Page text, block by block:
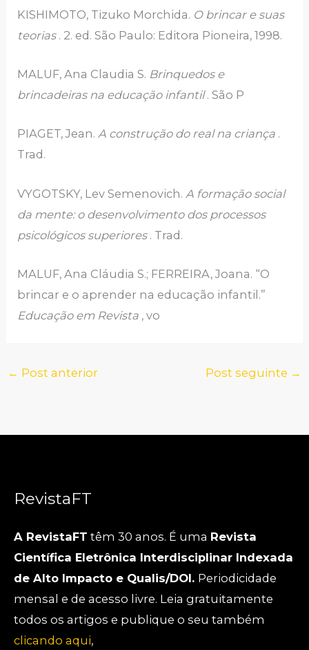
KISHIMOTO, Tizuko Morchida. O brincar e suas
teorias. 2. ed. São Paulo: Editora Pioneira, 1998.
MALUF, Ana Claudia S. Brinquedos e
brincadeiras na educação infantil. São P
PIAGET, Jean.A construção do real na criança .
Trad.
VYGOTSKY, Lev Semenovich. A formação social
da mente: o desenvolvimento dos processos
psicológicos superiores. Trad.
MALUF, Ana Cláudia S.; FERREIRA, Joana. “O
brincar e o aprender na educação infantil.”
Educação em Revista , vo
← Post anterior Post seguinte →
RevistaFT
A RevistaFT têm 30 anos. É uma Revista
Científica Eletrônica Interdisciplinar Indexada
de Alto Impacto e Qualis/DOI. Periodicidade
mensal e de acesso livre. Leia gratuitamente
todos os artigos e publique o seu também
clicando aqui,